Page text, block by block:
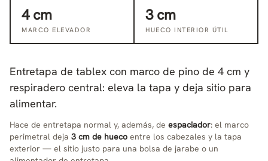
4 cm
MARCO ELEVADOR
3 cm
HUECO INTERIOR ÚTIL
Entretapa de tablex con marco de pino de 4 cm y
respiradero central: eleva la tapa y deja sitio para
alimentar.
Hace de entretapa normal y, además, de espaciador: el marco
perimetral deja 3 cm de hueco entre los cabezales y la tapa
exterior — el sitio justo para una bolsa de jarabe o un